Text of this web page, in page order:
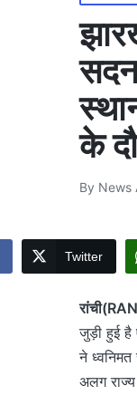
in
के
Posted
By News
Twitter
जुड़ी हुई है
ने
अलग